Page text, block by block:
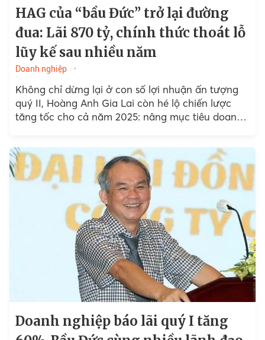
HAG của “bầu Đức” trở lại đường
đua: Lãi 870 tỷ, chính thức thoát lỗ
lũy kế sau nhiều năm
Doanh nghiệp
Không chỉ dừng lại ở con số lợi nhuận ấn tượng
quý II, Hoàng Anh Gia Lai còn hé lộ chiến lược
tăng tốc cho cả năm 2025: nâng mục tiêu doanh
Doanh nghiệp báo lãi quý I tăng